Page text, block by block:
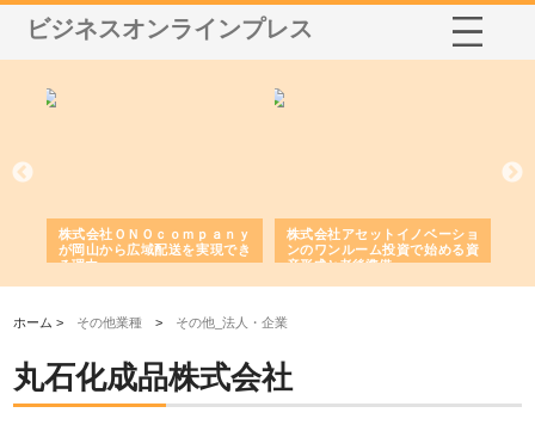
ビジネスオンラインプレス
株式会社ＯＮＯｃｏｍｐａｎｙ
が岡山から広域配送を実現でき
る理由
株式会社アセットイノベーショ
ンのワンルーム投資で始める資
産形成と老後準備
ホーム > その他業種 > その他_法人・企業
丸石化成品株式会社